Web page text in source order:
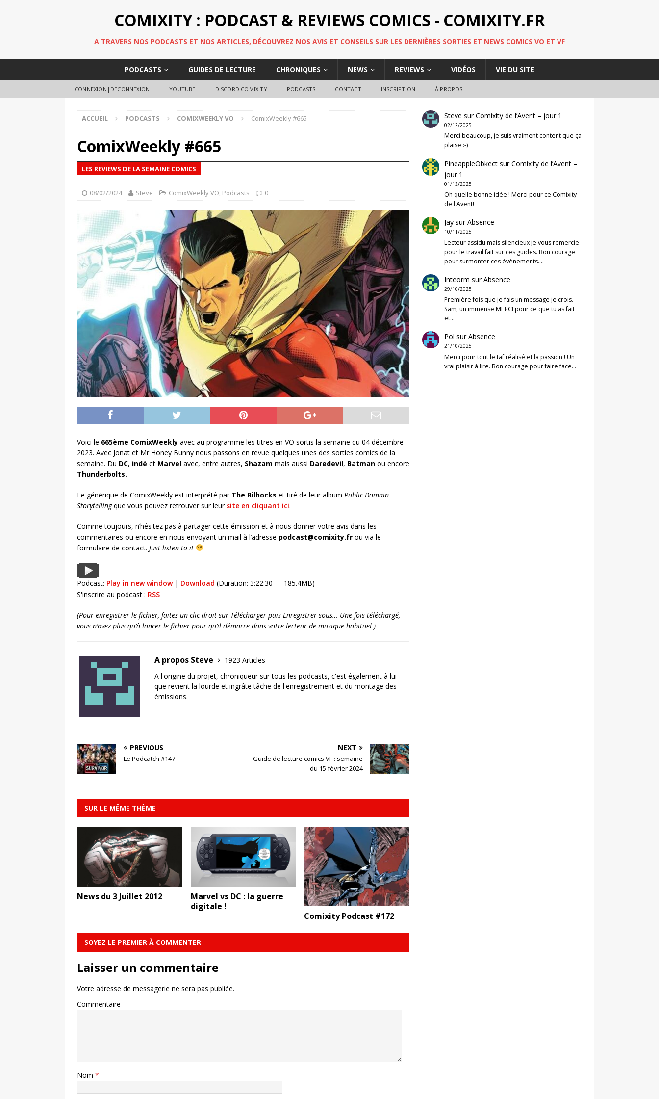
COMIXITY : PODCAST & REVIEWS COMICS - COMIXITY.FR
A TRAVERS NOS PODCASTS ET NOS ARTICLES, DÉCOUVREZ NOS AVIS ET CONSEILS SUR LES DERNIÈRES SORTIES ET NEWS COMICS VO ET VF
PODCASTS GUIDES DE LECTURE CHRONIQUES NEWS REVIEWS VIDÉOS VIE DU SITE
CONNEXION|DECONNEXION YOUTUBE DISCORD COMIXITY PODCASTS CONTACT INSCRIPTION À PROPOS
ACCUEIL PODCASTS COMIXWEEKLY VO ComixWeekly #665
ComixWeekly #665
LES REVIEWS DE LA SEMAINE COMICS
08/02/2024 Steve ComixWeekly VO, Podcasts 0
Voici le 665ème ComixWeekly avec au programme les titres en VO sortis la semaine du 04 décembre
2023. Avec Jonat et Mr Honey Bunny nous passons en revue quelques unes des sorties comics de la
semaine. Du DC, indé et Marvel avec, entre autres, Shazam mais aussi Daredevil, Batman ou encore
Thunderbolts.
Le générique de ComixWeekly est interprété par The Bilbocks et tiré de leur album Public Domain
Storytellingque vous pouvez retrouver sur leur site en cliquant ici.
Comme toujours, n’hésitez pas à partager cette émission et à nous donner votre avis dans les
commentaires ou encore en nous envoyant un mail à l’adresse podcast@comixity.fr ou via le
formulaire de contact. Just listen to it
Podcast: Play in new window| Download (Duration: 3:22:30 — 185.4MB)
S'inscrire au podcast : RSS
(Pour enregistrer le fichier, faites un clic droit sur Télécharger puis Enregistrer sous… Une fois téléchargé,
vous n’avez plus qu’à lancer le fichier pour qu’il démarre dans votre lecteur de musique habituel.)
A propos Steve
1923 Articles
A l'origine du projet, chroniqueur sur tous les podcasts, c'est également à lui
que revient la lourde et ingrâte tâche de l'enregistrement et du montage des
émissions.
PREVIOUS
Le Podcatch #147
NEXT
Guide de lecture comics VF : semaine
du 15 février 2024
SUR LE MÊME THÈME
News du 3 Juillet 2012
Marvel vs DC : la guerre
digitale !
Comixity Podcast #172
SOYEZ LE PREMIER À COMMENTER
Laisser un commentaire
Votre adresse de messagerie ne sera pas publiée.
Commentaire
Nom *
Steve surComixity de l’Avent – jour 1
02/12/2025
Merci beaucoup, je suis vraiment content que ça
plaise :-)
PineappleObkect surComixity de l’Avent –
jour 1
01/12/2025
Oh quelle bonne idée ! Merci pour ce Comixity
de l'Avent!
Jay surAbsence
10/11/2025
Lecteur assidu mais silencieux je vous remercie
pour le travail fait sur ces guides. Bon courage
pour surmonter ces évènements.…
Inteorm surAbsence
29/10/2025
Première fois que je fais un message je crois.
Sam, un immense MERCI pour ce que tu as fait
et…
Pol surAbsence
21/10/2025
Merci pour tout le taf réalisé et la passion ! Un
vrai plaisir à lire. Bon courage pour faire face…